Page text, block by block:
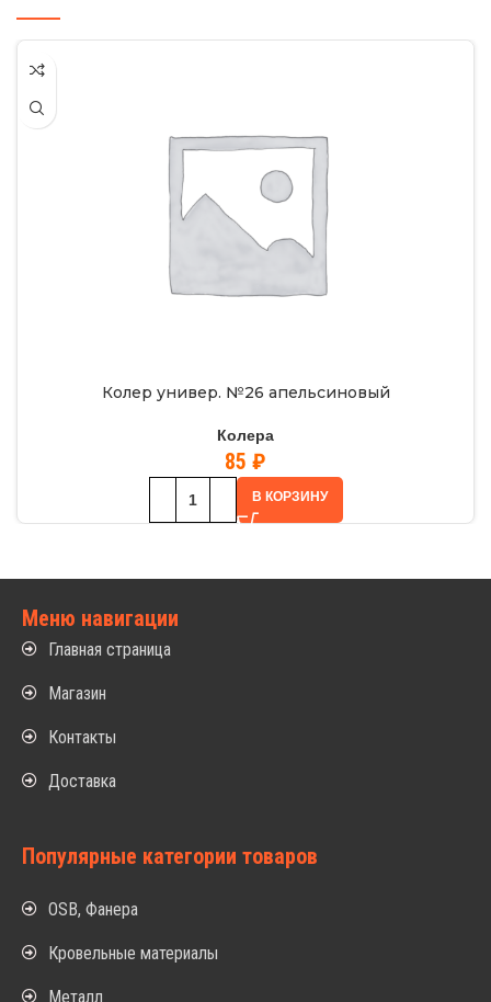
Колер универ. №26 апельсиновый
Колера
85 ₽
В КОРЗИНУ
Меню навигации
Главная страница
Магазин
Контакты
Доставка
Популярные категории товаров
OSB, Фанера
Кровельные материалы
Металл